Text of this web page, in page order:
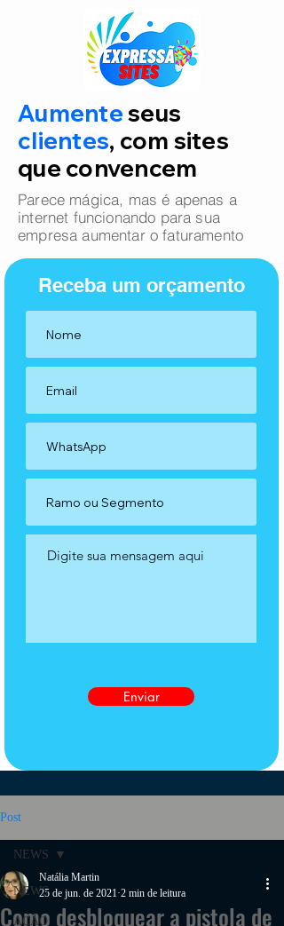
Aumenteseus
clientes, com sites
que convencem
Parece mágica, mas é apenas a
internet funcionando para sua
empresa aumentar o faturamento
Receba um orçamento
Enviar
Post
NEWS
AÇÃO
NEWS
Como desbloquear a pistola de
Natália Martin
25 de jun. de 2021 2 min de leitura